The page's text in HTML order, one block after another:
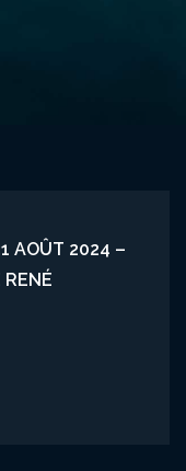
AOÛT 2024 –